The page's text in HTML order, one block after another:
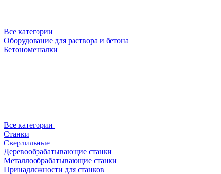
Все категории
Оборудование для раствора и бетона
Бетономешалки
Все категории
Станки
Сверлильные
Деревообрабатывающие станки
Металлообрабатывающие станки
Принадлежности для станков